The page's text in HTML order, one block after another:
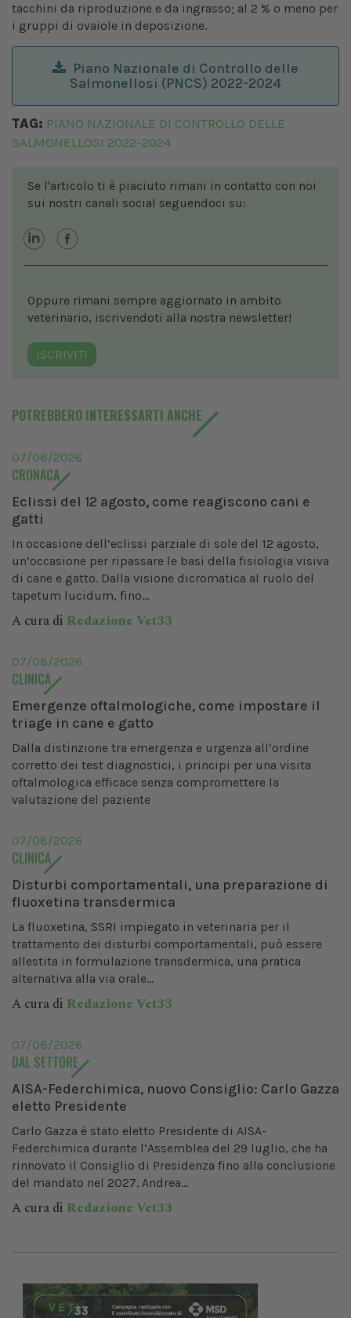
tacchini da riproduzione e da ingrasso; al 2 % o meno per
i gruppi di ovaiole in deposizione.
Salmonellosi (PNCS) 2022-2024
TAG: PIANO NAZIONALE DI CONTROLLO DELLE
SALMONELLOSI 2022-2024
Se l'articolo ti è piaciuto rimani in contatto con noi
sui nostri canali social seguendoci su:
Oppure rimani sempre aggiornato in ambito
veterinario, iscrivendoti alla nostra newsletter!
ISCRIVITI
POTREBBERO INTERESSARTI ANCHE
07/08/2026
CRONACA
Eclissi del 12 agosto, come reagiscono cani e
gatti
In occasione dell’eclissi parziale di sole del 12 agosto,
un’occasione per ripassare le basi della fisiologia visiva
di cane e gatto. Dalla visione dicromatica al ruolo del
tapetum lucidum, fino...
A cura di Redazione Vet33
07/08/2026
CLINICA
Emergenze oftalmologiche, come impostare il
triage in cane e gatto
Dalla distinzione tra emergenza e urgenza all’ordine
corretto dei test diagnostici, i principi per una visita
oftalmologica efficace senza compromettere la
valutazione del paziente
07/08/2026
CLINICA
Disturbi comportamentali, una preparazione di
fluoxetina transdermica
La fluoxetina, SSRI impiegato in veterinaria per il
trattamento dei disturbi comportamentali, può essere
allestita in formulazione transdermica, una pratica
alternativa alla via orale...
A cura di Redazione Vet33
07/08/2026
DAL SETTORE
AISA-Federchimica, nuovo Consiglio: Carlo Gazza
eletto Presidente
Carlo Gazza è stato eletto Presidente di AISA-
Federchimica durante l’Assemblea del 29 luglio, che ha
rinnovato il Consiglio di Presidenza fino alla conclusione
del mandato nel 2027. Andrea...
A cura di Redazione Vet33